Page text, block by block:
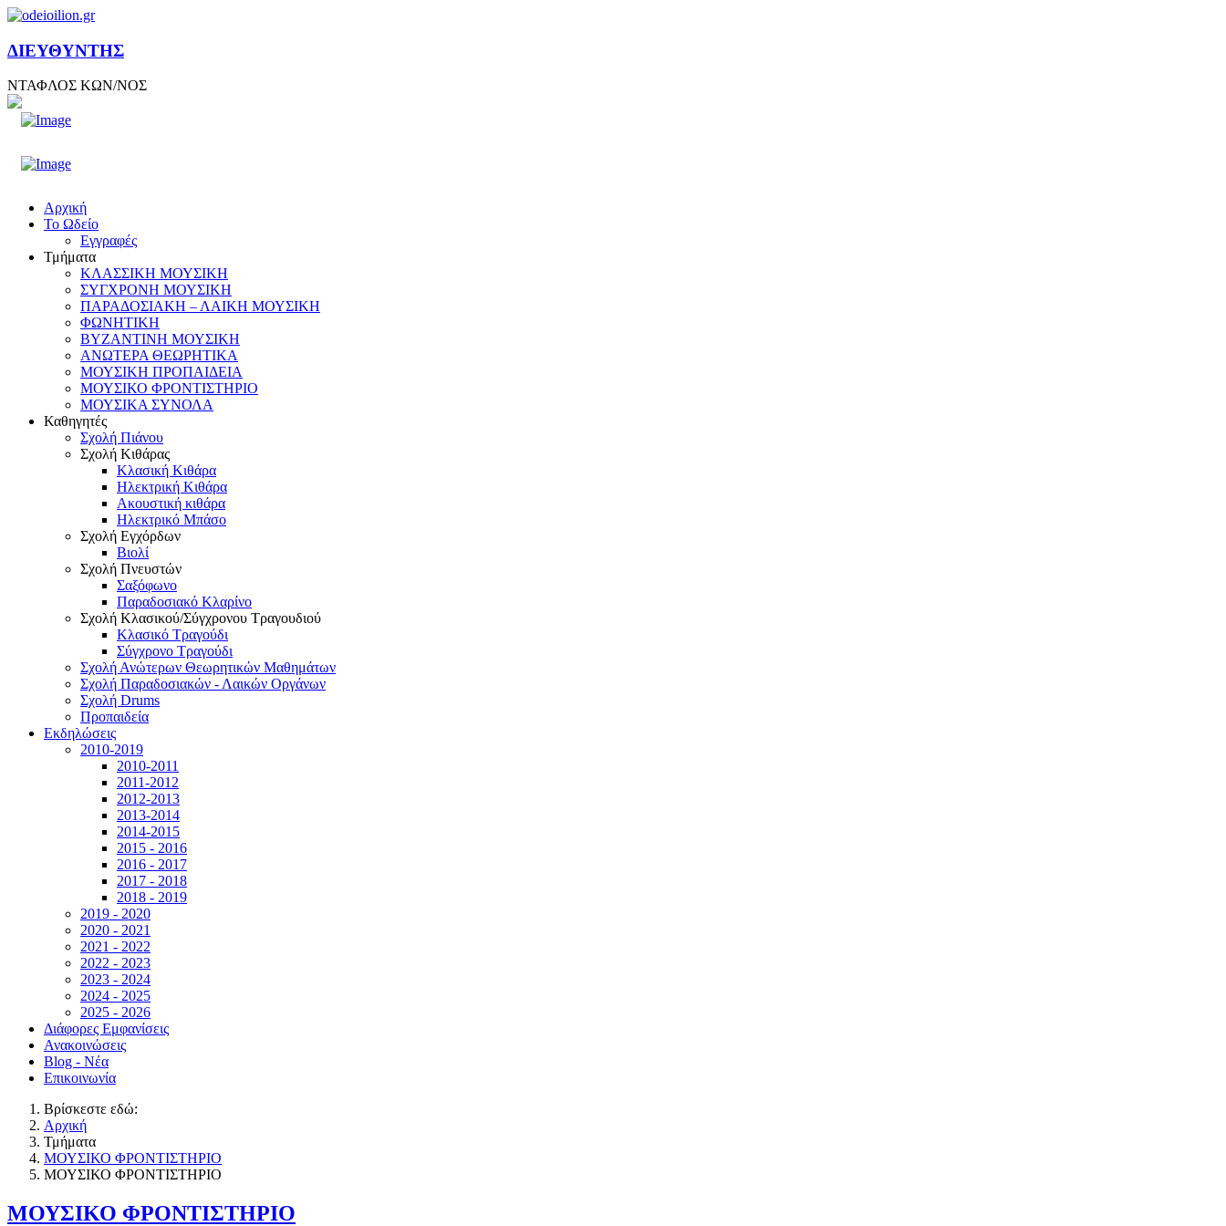
ΔΙΕΥΘΥΝΤΗΣ
ΝΤΑΦΛΟΣ ΚΩΝ/ΝΟΣ
Αρχική
Το Ωδείο
Εγγραφές
Τμήματα
ΚΛΑΣΣΙΚΗ ΜΟΥΣΙΚΗ
ΣΥΓΧΡΟΝΗ ΜΟΥΣΙΚΗ
ΠΑΡΑΔΟΣΙΑΚΗ – ΛΑΙΚΗ ΜΟΥΣΙΚΗ
ΦΩΝΗΤΙΚΗ
ΒΥΖΑΝΤΙΝΗ ΜΟΥΣΙΚΗ
ΑΝΩΤΕΡΑ ΘΕΩΡΗΤΙΚΑ
ΜΟΥΣΙΚΗ ΠΡΟΠΑΙΔΕΙΑ
ΜΟΥΣΙΚΟ ΦΡΟΝΤΙΣΤΗΡΙΟ
ΜΟΥΣΙΚΑ ΣΥΝΟΛΑ
Καθηγητές
Σχολή Πιάνου
Σχολή Κιθάρας
Κλασική Κιθάρα
Ηλεκτρική Κιθάρα
Ακουστική κιθάρα
Ηλεκτρικό Μπάσο
Σχολή Εγχόρδων
Βιολί
Σχολή Πνευστών
Σαξόφωνο
Παραδοσιακό Κλαρίνο
Σχολή Κλασικού/Σύγχρονου Τραγουδιού
Κλασικό Τραγούδι
Σύγχρονο Τραγούδι
Σχολή Ανώτερων Θεωρητικών Μαθημάτων
Σχολή Παραδοσιακών - Λαικών Οργάνων
Σχολή Drums
Προπαιδεία
Εκδηλώσεις
2010-2019
2010-2011
2011-2012
2012-2013
2013-2014
2014-2015
2015 - 2016
2016 - 2017
2017 - 2018
2018 - 2019
2019 - 2020
2020 - 2021
2021 - 2022
2022 - 2023
2023 - 2024
2024 - 2025
2025 - 2026
Διάφορες Εμφανίσεις
Ανακοινώσεις
Blog - Νέα
Επικοινωνία
Βρίσκεστε εδώ:
Αρχική
Τμήματα
ΜΟΥΣΙΚΟ ΦΡΟΝΤΙΣΤΗΡΙΟ
ΜΟΥΣΙΚΟ ΦΡΟΝΤΙΣΤΗΡΙΟ
ΜΟΥΣΙΚΟ ΦΡΟΝΤΙΣΤΗΡΙΟ